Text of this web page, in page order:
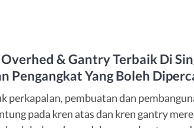
& Gantry Terbaik Di
Pengangkat Yang Boleh
perkapalan, pembuatan dan
pada kren atas dan kren gantry